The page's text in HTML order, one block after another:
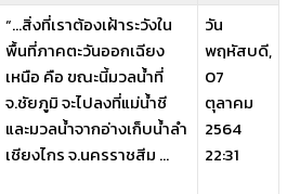
“…สิ่งที่เราต้องเฝ้าระวังใน
พื้นที่ภาคตะวันออกเฉียง
เหนือ คือ ขณะนี้มวลน้ำที่
จ.ชัยภูมิ จะไปลงที่แม่น้ำชี
และมวลน้ำจากอ่างเก็บน้ำลำ
เชียงไกร จ.นครราชสีม ...
วัน
พฤหัสบดี,
07
ตุลาคม
2564
22:31